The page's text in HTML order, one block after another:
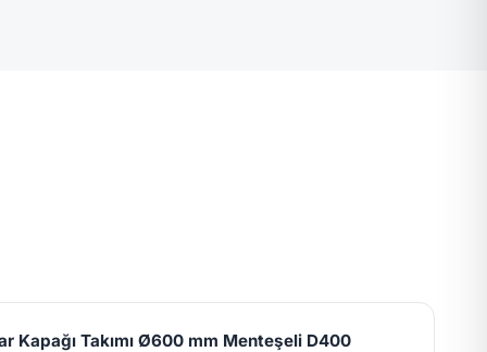
Kapağı Takımı Ø600 mm Menteşeli D400